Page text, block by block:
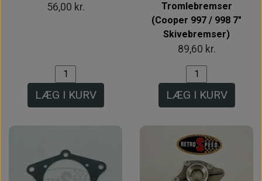
56,00 kr.
LÆG I KURV
Tromlebremser
(Cooper 997 / 998 7"
Skivebremser)
89,60 kr.
LÆG I KURV